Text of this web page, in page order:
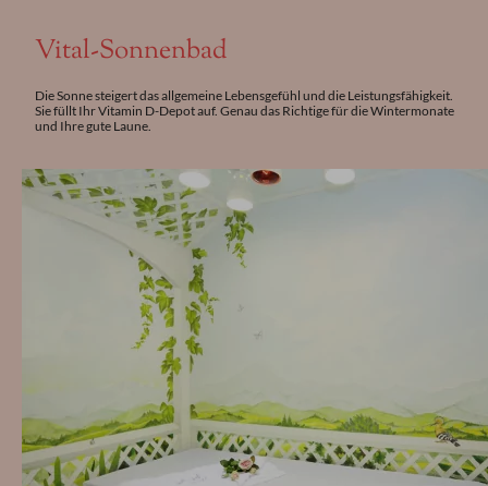
Vital-Sonnenbad
Die Sonne steigert das allgemeine Lebensgefühl und die Leistungsfähigkeit.
Sie füllt Ihr Vitamin D-Depot auf. Genau das Richtige für die Wintermonate
und Ihre gute Laune.